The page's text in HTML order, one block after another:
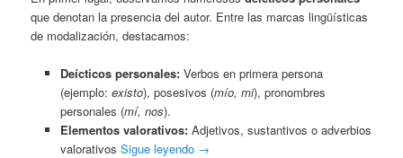
que denotan la presencia del autor. Entre las marcas lingüísticas
de modalización, destacamos:
Deícticos personales:Verbos en primera persona
(ejemplo: existo), posesivos (mío, mi), pronombres
personales (mí, nos).
Elementos valorativos:Adjetivos, sustantivos o adverbios
valorativos Sigue leyendo →